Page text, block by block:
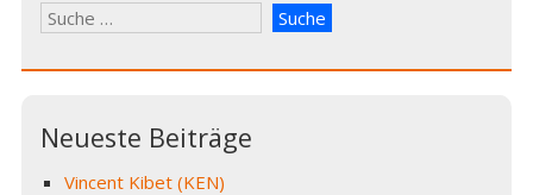
Suche
nach:
Neueste Beiträge
Vincent Kibet (KEN)